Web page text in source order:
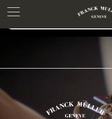
节假日正常营业！